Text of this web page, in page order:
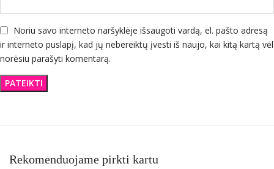
Noriu savo interneto naršyklėje išsaugoti vardą, el. pašto adresą
ir interneto puslapį, kad jų nebereiktų įvesti iš naujo, kai kitą kartą vėl
norėsiu parašyti komentarą.
Rekomenduojame pirkti kartu